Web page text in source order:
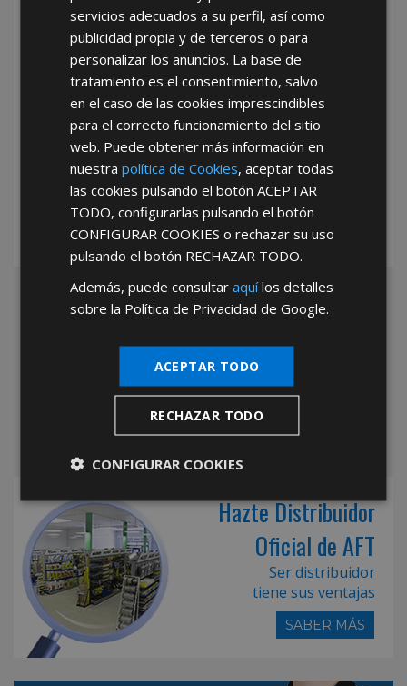
*Abstenerse particulares, sólo venta a tiendas y empresas minoristas y
Hazte Distribuidor
Oficial de AFT
Ser distribuidor
tiene sus ventajas
SABER MÁS
servicios adecuados a su perfil, así como
publicidad propia y de terceros o para
personalizar los anuncios. La base de
tratamiento es el consentimiento, salvo
en el caso de las cookies imprescindibles
para el correcto funcionamiento del sitio
web. Puede obtener más información en
nuestrapolítica de Cookies, aceptar todas
las cookies pulsando el botónACEPTAR
TODO, configurarlas pulsando el botón
CONFIGURAR COOKIES o rechazar su uso
pulsando el botón RECHAZAR TODO.
Además, puede consultaraquílos detalles
sobre la Política de Privacidad de Google.
ACEPTAR TODO
RECHAZAR TODO
CONFIGURAR COOKIES